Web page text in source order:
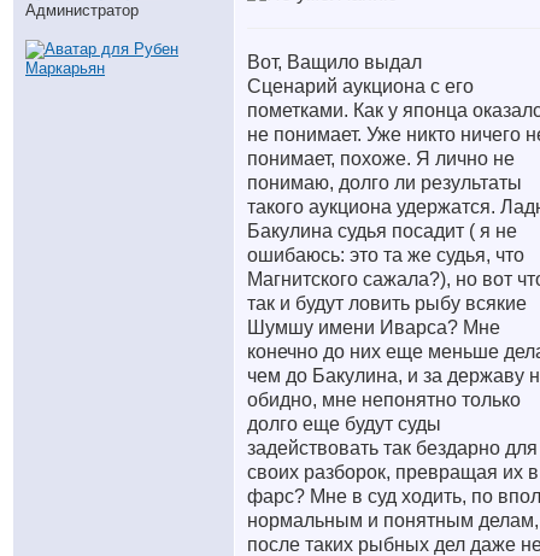
Администратор
Вот, Ващило выдал
Сценарий аукциона с его
пометками. Как у японца
не понимает. Уже никто ничего
понимает, похоже. Я лично не
понимаю, долго ли результаты
такого аукциона удержатся.
Бакулина судья посадит ( я не
ошибаюсь: это та же судья, что
Магнитского сажала?), но вот
так и будут ловить рыбу всякие
Шумшу имени Иварса? Мне
конечно до них еще меньше
чем до Бакулина, и за державу
обидно, мне непонятно только
долго еще будут суды
задействовать так бездарно для
своих разборок, превращая их в
фарс? Мне в суд ходить, по
нормальным и понятным
после таких рыбных дел даже